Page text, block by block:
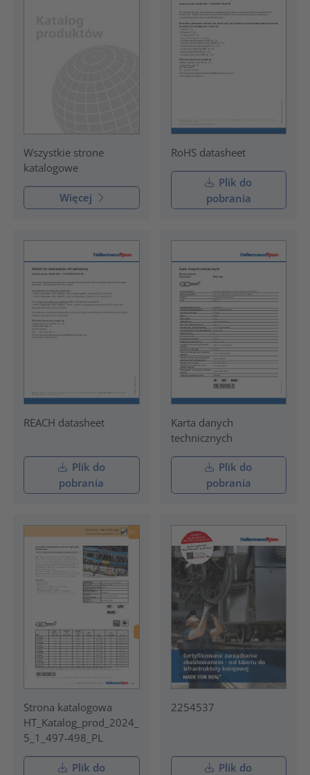
Wszystkie strone
katalogowe
Więcej
RoHS datasheet
Plik do
pobrania
REACH datasheet
Plik do
pobrania
Karta danych
technicznych
Plik do
pobrania
Strona katalogowa
HT_Katalog_prod_2024_
5_1_497-498_PL
Plik do
2254537
Plik do